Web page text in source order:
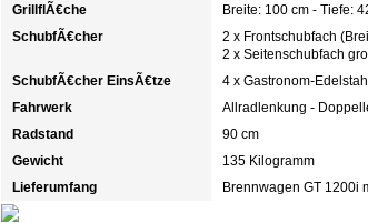
GrillflÃ€che
Breite: 100 cm - Tiefe:
SchubfÃ€cher
2 x Frontschubfach
2 x Seitenschubfach
SchubfÃ€cher EinsÃ€tze
4 x Gastronom-
Fahrwerk
Allradlenkung -
Radstand
90 cm
Gewicht
135 Kilogramm
Lieferumfang
Brennwagen GT 1200i